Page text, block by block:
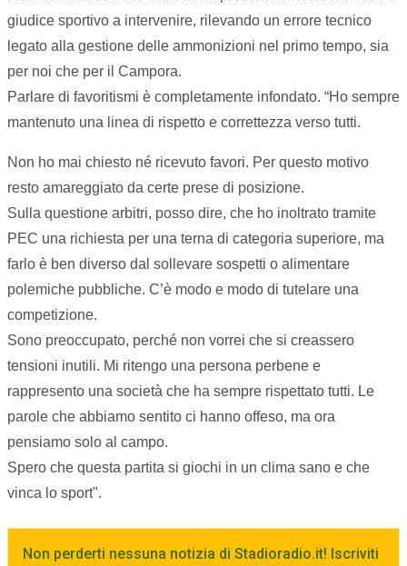
giudice sportivo a intervenire, rilevando un errore tecnico
legato alla gestione delle ammonizioni nel primo tempo, sia
per noi che per il Campora.
Parlare di favoritismi è completamente infondato. “Ho sempre
mantenuto una linea di rispetto e correttezza verso tutti.
Non ho mai chiesto né ricevuto favori. Per questo motivo
resto amareggiato da certe prese di posizione.
Sulla questione arbitri, posso dire, che ho inoltrato tramite
PEC una richiesta per una terna di categoria superiore, ma
farlo è ben diverso dal sollevare sospetti o alimentare
polemiche pubbliche. C’è modo e modo di tutelare una
competizione.
Sono preoccupato, perché non vorrei che si creassero
tensioni inutili. Mi ritengo una persona perbene e
rappresento una società che ha sempre rispettato tutti. Le
parole che abbiamo sentito ci hanno offeso, ma ora
pensiamo solo al campo.
Spero che questa partita si giochi in un clima sano e che
vinca lo sport".
Non perderti nessuna notizia di Stadioradio.it! Iscriviti